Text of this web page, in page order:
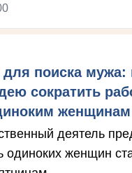
поиска мужа:
сократить
женщинам
деятель
одиноких женщин